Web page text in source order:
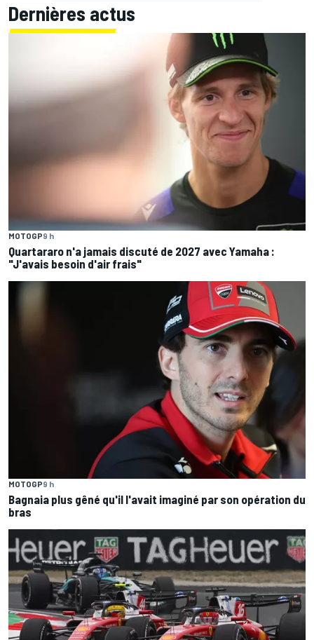
Dernières actus
MOTOGP9 h
Quartararo n'a jamais discuté de 2027 avec Yamaha :
"J'avais besoin d'air frais"
MOTOGP9 h
Bagnaia plus gêné qu'il l'avait imaginé par son opération du
bras